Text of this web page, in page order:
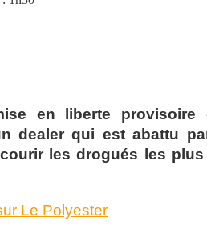
en liberte provisoire
dealer qui est abattu
les drogués les
Le Polyester